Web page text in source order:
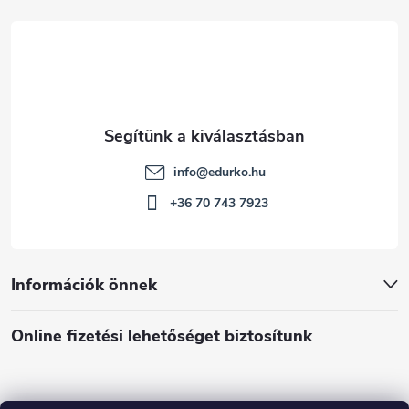
Információk önnek
Online fizetési lehetőséget biztosítunk
info@edurko.hu
+36 70 743 7923